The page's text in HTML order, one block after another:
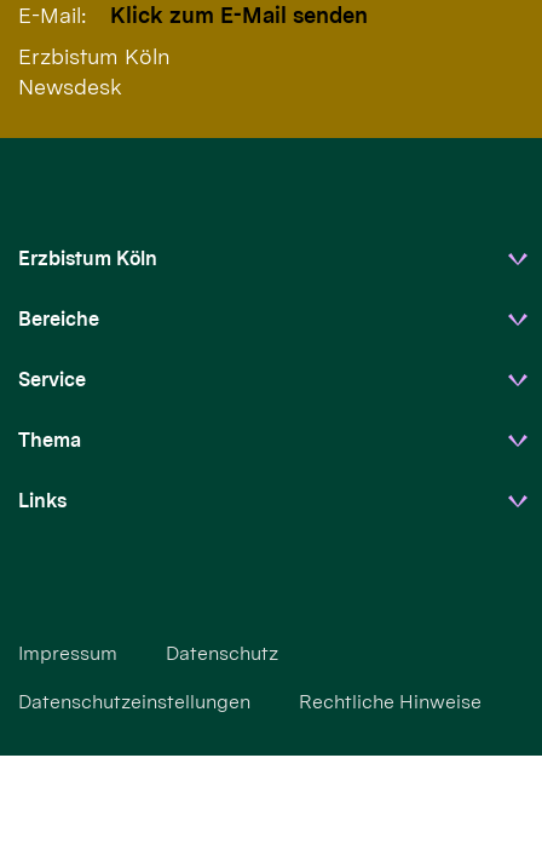
E-Mail:
Klick zum E-Mail senden
Erzbistum Köln
Newsdesk
Erzbistum Köln
Bereiche
Service
Thema
Links
Impressum Datenschutz
Datenschutzeinstellungen Rechtliche Hinweise